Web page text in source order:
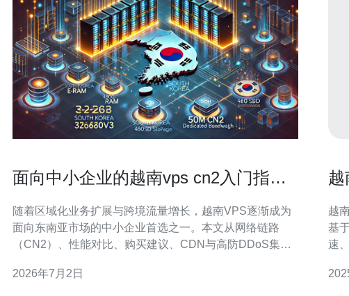
面向中小企业的越南vps cn2入门指南
随着区域化业务扩展与跨境流量增长，越南VPS逐渐成为
面向东南亚市场的中小企业首选之一。本文从网络链路
（CN2）、性能对比、购买建议、CDN与高防DDoS集成
CN2？CN2是中国电信的第二代骨干网络，特点是路线较
2026年7月2日
越
越南
基
速
网络